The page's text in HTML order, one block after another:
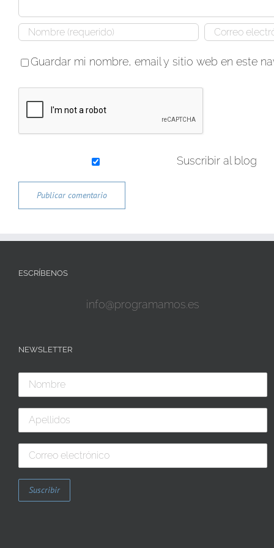
Guardar mi nombre, email y sitio web en este
Suscribir al blog
ESCRÍBENOS
info@programamos.es
NEWSLETTER